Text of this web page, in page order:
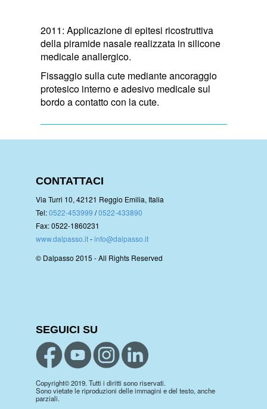
2011: Applicazione di epitesi ricostruttiva
della piramide nasale realizzata in silicone
medicale anallergico.
Fissaggio sulla cute mediante ancoraggio
protesico interno e adesivo medicale sul
bordo a contatto con la cute.
CONTATTACI
Via Turri 10, 42121 Reggio Emilia, Italia
Tel:0522-453999 /0522-433890
Fax: 0522-1860231
www.dalpasso.it-info@dalpasso.it
© Dalpasso 2015 - All Rights Reserved
SEGUICI SU
Copyright© 2019. Tutti i diritti sono riservati.
Sono vietate le riproduzioni delle immagini e del testo, anche
parziali.